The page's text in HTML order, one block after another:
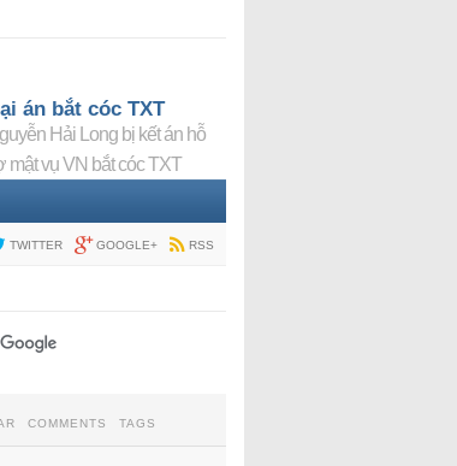
án bắt cóc TXT
Hải Long bị kết án hỗ
mật vụ VN bắt cóc TXT
TWITTER GOOGLE+ RSS
COMMENTS TAGS